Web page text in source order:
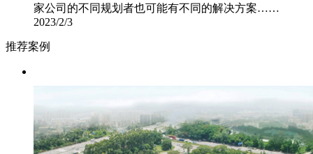
家公司的不同规划者也可能有不同的解决方案……
2023/2/3
推荐案例